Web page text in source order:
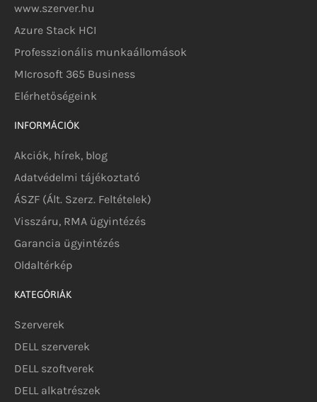
www.szerver.hu
Azure Stack HCI
Professzionális munkaállomások
MIcrosoft 365 Business
Elérhetőségeink
INFORMÁCIÓK
Akciók, hírek, blog
Adatvédelmi tájékoztató
ÁSZF (Ált. Szerz. Feltételek)
Visszáru, RMA ügyintézés
Garancia ügyintézés
Oldaltérkép
KATEGÓRIÁK
Szerverek
DELL szerverek
DELL szoftverek
DELL alkatrészek